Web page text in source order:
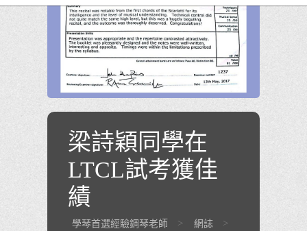
梁詩穎同學在
LTCL試考獲佳
績
學琴首選經驗鋼琴老師 > 網誌 >